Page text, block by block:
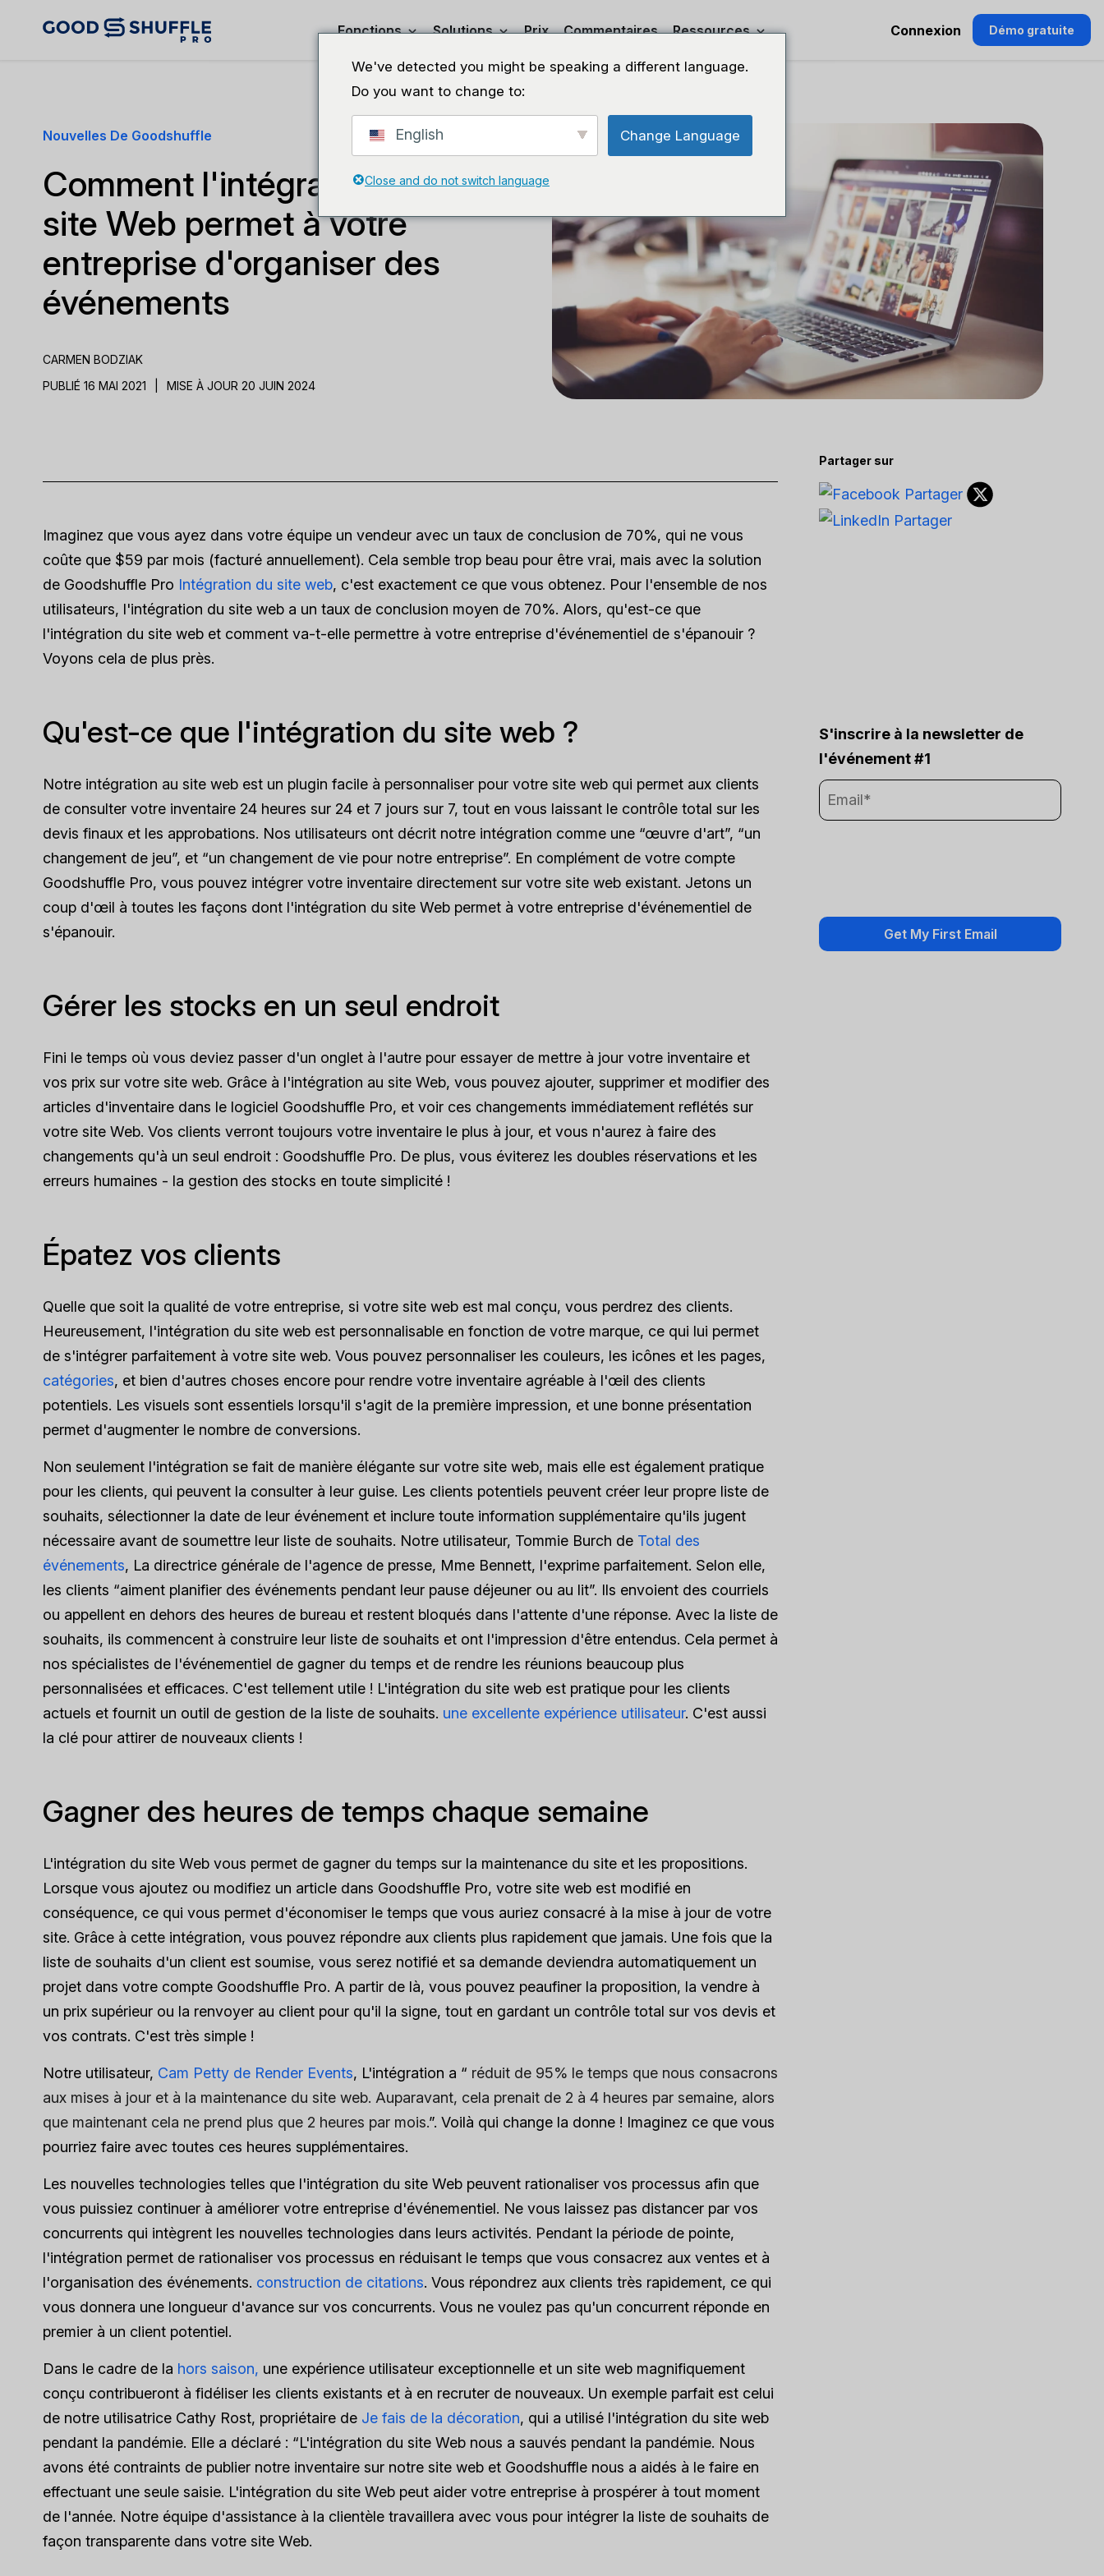
Fonctions Solutions Prix Commentaires Ressources Connexion Démo gratuite
Nouvelles De Goodshuffle
Comment l'intégration de notre
site Web permet à votre
entreprise d'organiser des
événements
CARMEN BODZIAK
PUBLIÉ 16 MAI 2021
MISE À JOUR 20 JUIN 2024
Imaginez que vous ayez dans votre équipe un vendeur avec un taux de conclusion de 70%, qui ne vous
coûte que $59 par mois (facturé annuellement). Cela semble trop beau pour être vrai, mais avec la solution
de Goodshuffle Pro Intégration du site web, c'est exactement ce que vous obtenez. Pour l'ensemble de nos
utilisateurs, l'intégration du site web a un taux de conclusion moyen de 70%. Alors, qu'est-ce que
l'intégration du site web et comment va-t-elle permettre à votre entreprise d'événementiel de s'épanouir ?
Voyons cela de plus près.
Qu'est-ce que l'intégration du site web ?
Notre intégration au site web est un plugin facile à personnaliser pour votre site web qui permet aux clients
de consulter votre inventaire 24 heures sur 24 et 7 jours sur 7, tout en vous laissant le contrôle total sur les
devis finaux et les approbations. Nos utilisateurs ont décrit notre intégration comme une “œuvre d'art”, “un
changement de jeu”, et “un changement de vie pour notre entreprise”. En complément de votre compte
Goodshuffle Pro, vous pouvez intégrer votre inventaire directement sur votre site web existant. Jetons un
coup d'œil à toutes les façons dont l'intégration du site Web permet à votre entreprise d'événementiel de
s'épanouir.
Gérer les stocks en un seul endroit
Fini le temps où vous deviez passer d'un onglet à l'autre pour essayer de mettre à jour votre inventaire et
vos prix sur votre site web. Grâce à l'intégration au site Web, vous pouvez ajouter, supprimer et modifier des
articles d'inventaire dans le logiciel Goodshuffle Pro, et voir ces changements immédiatement reflétés sur
votre site Web. Vos clients verront toujours votre inventaire le plus à jour, et vous n'aurez à faire des
changements qu'à un seul endroit : Goodshuffle Pro. De plus, vous éviterez les doubles réservations et les
erreurs humaines - la gestion des stocks en toute simplicité !
Épatez vos clients
Quelle que soit la qualité de votre entreprise, si votre site web est mal conçu, vous perdrez des clients.
Heureusement, l'intégration du site web est personnalisable en fonction de votre marque, ce qui lui permet
de s'intégrer parfaitement à votre site web. Vous pouvez personnaliser les couleurs, les icônes et les pages,
catégories, et bien d'autres choses encore pour rendre votre inventaire agréable à l'œil des clients
potentiels. Les visuels sont essentiels lorsqu'il s'agit de la première impression, et une bonne présentation
permet d'augmenter le nombre de conversions.
Non seulement l'intégration se fait de manière élégante sur votre site web, mais elle est également pratique
pour les clients, qui peuvent la consulter à leur guise. Les clients potentiels peuvent créer leur propre liste de
souhaits, sélectionner la date de leur événement et inclure toute information supplémentaire qu'ils jugent
nécessaire avant de soumettre leur liste de souhaits. Notre utilisateur, Tommie Burch de Total des
événements, La directrice générale de l'agence de presse, Mme Bennett, l'exprime parfaitement. Selon elle,
les clients “aiment planifier des événements pendant leur pause déjeuner ou au lit”. Ils envoient des courriels
ou appellent en dehors des heures de bureau et restent bloqués dans l'attente d'une réponse. Avec la liste de
souhaits, ils commencent à construire leur liste de souhaits et ont l'impression d'être entendus. Cela permet à
nos spécialistes de l'événementiel de gagner du temps et de rendre les réunions beaucoup plus
personnalisées et efficaces. C'est tellement utile ! L'intégration du site web est pratique pour les clients
actuels et fournit un outil de gestion de la liste de souhaits. une excellente expérience utilisateur. C'est aussi
la clé pour attirer de nouveaux clients !
Gagner des heures de temps chaque semaine
L'intégration du site Web vous permet de gagner du temps sur la maintenance du site et les propositions.
Lorsque vous ajoutez ou modifiez un article dans Goodshuffle Pro, votre site web est modifié en
conséquence, ce qui vous permet d'économiser le temps que vous auriez consacré à la mise à jour de votre
site. Grâce à cette intégration, vous pouvez répondre aux clients plus rapidement que jamais. Une fois que la
liste de souhaits d'un client est soumise, vous serez notifié et sa demande deviendra automatiquement un
projet dans votre compte Goodshuffle Pro. A partir de là, vous pouvez peaufiner la proposition, la vendre à
un prix supérieur ou la renvoyer au client pour qu'il la signe, tout en gardant un contrôle total sur vos devis et
vos contrats. C'est très simple !
Notre utilisateur, Cam Petty de Render Events, L'intégration a “ réduit de 95% le temps que nous consacrons
aux mises à jour et à la maintenance du site web. Auparavant, cela prenait de 2 à 4 heures par semaine, alors
que maintenant cela ne prend plus que 2 heures par mois.”. Voilà qui change la donne ! Imaginez ce que vous
pourriez faire avec toutes ces heures supplémentaires.
Les nouvelles technologies telles que l'intégration du site Web peuvent rationaliser vos processus afin que
vous puissiez continuer à améliorer votre entreprise d'événementiel. Ne vous laissez pas distancer par vos
concurrents qui intègrent les nouvelles technologies dans leurs activités. Pendant la période de pointe,
l'intégration permet de rationaliser vos processus en réduisant le temps que vous consacrez aux ventes et à
l'organisation des événements. construction de citations. Vous répondrez aux clients très rapidement, ce qui
vous donnera une longueur d'avance sur vos concurrents. Vous ne voulez pas qu'un concurrent réponde en
premier à un client potentiel.
Dans le cadre de la hors saison, une expérience utilisateur exceptionnelle et un site web magnifiquement
conçu contribueront à fidéliser les clients existants et à en recruter de nouveaux. Un exemple parfait est celui
de notre utilisatrice Cathy Rost, propriétaire de Je fais de la décoration, qui a utilisé l'intégration du site web
pendant la pandémie. Elle a déclaré : “L'intégration du site Web nous a sauvés pendant la pandémie. Nous
avons été contraints de publier notre inventaire sur notre site web et Goodshuffle nous a aidés à le faire en
effectuant une seule saisie. L'intégration du site Web peut aider votre entreprise à prospérer à tout moment
de l'année. Notre équipe d'assistance à la clientèle travaillera avec vous pour intégrer la liste de souhaits de
façon transparente dans votre site Web.
Partager sur
S'inscrire à la newsletter de
l'événement #1
We've detected you might be speaking a different language.
Do you want to change to:
English Change Language
Close and do not switch language